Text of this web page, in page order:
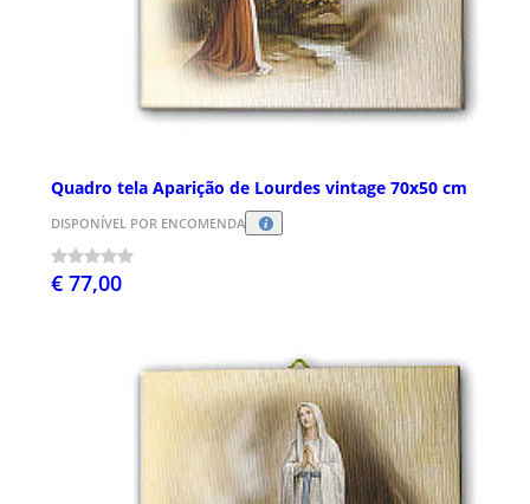
Quadro tela Aparição de Lourdes vintage 70x50 cm
DISPONÍVEL POR ENCOMENDA
€ 77,00